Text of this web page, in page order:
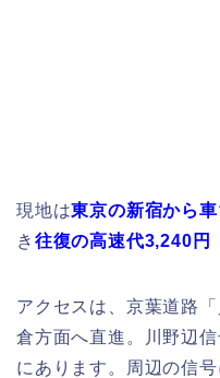
現地は東京の新宿から車
き 往復の高速代3,240円
アクセスは、京葉道路
倉方面へ直進。川野辺
にあります。周辺の信